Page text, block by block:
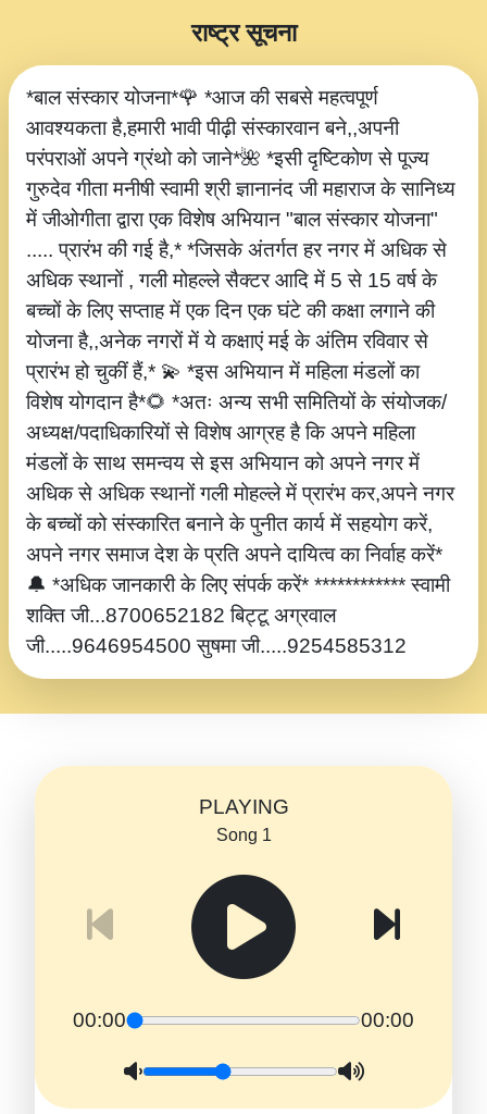
*बाल संस्कार योजना*🌹 *आज की सबसे महत्वपूर्ण
आवश्यकता है,हमारी भावी पीढ़ी संस्कारवान बने,,अपनी
परंपराओं अपने ग्रंथो को जाने*🌺 *इसी दृष्टिकोण से पूज्य
गुरुदेव गीता मनीषी स्वामी श्री ज्ञानानंद जी महाराज के सानिध्य
में जीओगीता द्वारा एक विशेष अभियान "बाल संस्कार योजना"
..... प्रारंभ की गई है,* *जिसके अंतर्गत हर नगर में अधिक से
अधिक स्थानों , गली मोहल्ले सैक्टर आदि में 5 से 15 वर्ष के
बच्चों के लिए सप्ताह में एक दिन एक घंटे की कक्षा लगाने की
योजना है,,अनेक नगरों में ये कक्षाएं मई के अंतिम रविवार से
प्रारंभ हो चुकीं हैं,* 💫 *इस अभियान में महिला मंडलों का
विशेष योगदान है*🌻 *अतः अन्य सभी समितियों के संयोजक/
अध्यक्ष/पदाधिकारियों से विशेष आग्रह है कि अपने महिला
मंडलों के साथ समन्वय से इस अभियान को अपने नगर में
अधिक से अधिक स्थानों गली मोहल्ले में प्रारंभ कर,अपने नगर
के बच्चों को संस्कारित बनाने के पुनीत कार्य में सहयोग करें,
अपने नगर समाज देश के प्रति अपने दायित्व का निर्वाह करें*
🔔 *अधिक जानकारी के लिए संपर्क करें* ************ स्वामी
शक्ति जी...8700652182 बिट्टू अग्रवाल
जी.....9646954500 सुषमा जी.....9254585312
राष्ट्र सूचना
PLAYING
Song 1
00:00 00:00